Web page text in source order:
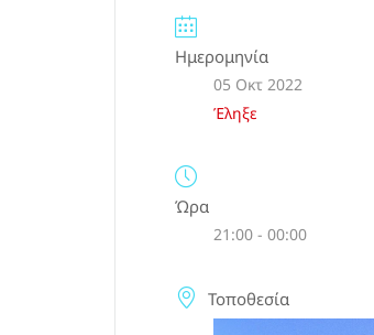
Ημερομηνία
05 Οκτ 2022
Έληξε
Ώρα
21:00 - 00:00
Τοποθεσία